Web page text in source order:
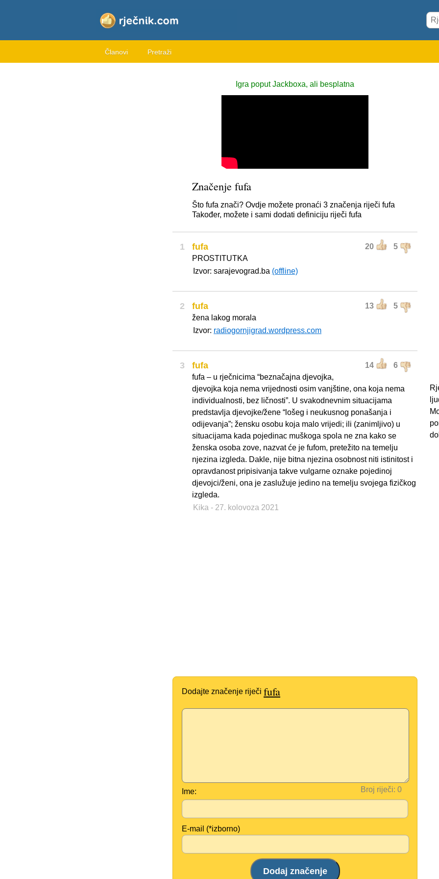
Članovi Pretraži
Igra poput Jackboxa, ali besplatna
Značenje fufa
Što fufa znači? Ovdje možete pronaći 3 značenja riječi fufa
Također, možete i sami dodati definiciju riječi fufa
1 20 5
fufa
PROSTITUTKA
Izvor: sarajevograd.ba (offline)
2 13 5
fufa
žena lakog morala
Izvor: radiogornjigrad.wordpress.com
3 14 6
fufa
fufa – u rječnicima “beznačajna djevojka,
djevojka koja nema vrijednosti osim vanjštine, ona koja nema
individualnosti, bez ličnosti”. U svakodnevnim situacijama
predstavlja djevojke/žene “lošeg i neukusnog ponašanja i
odijevanja”; žensku osobu koja malo vrijedi; ili (zanimljivo) u
situacijama kada pojedinac muškoga spola ne zna kako se
ženska osoba zove, nazvat će je fufom, pretežito na temelju
njezina izgleda. Dakle, nije bitna njezina osobnost niti istinitost i
opravdanost pripisivanja takve vulgarne oznake pojedinoj
djevojci/ženi, ona je zaslužuje jedino na temelju svojega fizičkog
izgleda.
Kika - 27. kolovoza 2021
Dodajte značenje riječi fufa
Broj riječi:
Ime:
E-mail (*izborno)